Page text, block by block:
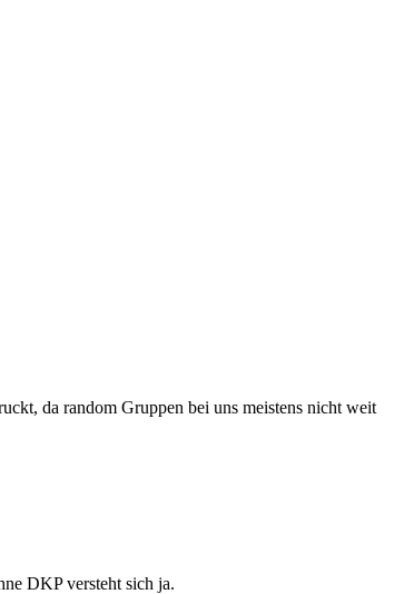
da random Gruppen bei uns meistens nicht weit
DKP versteht sich ja.